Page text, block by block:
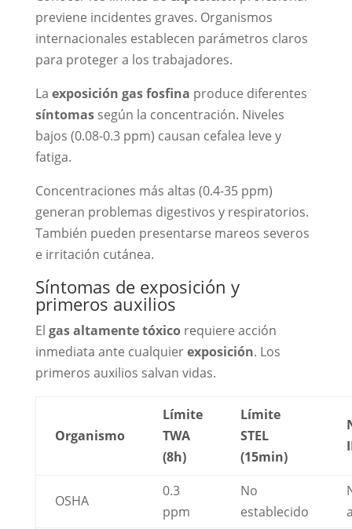
previene incidentes graves. Organismos
internacionales establecen parámetros claros
para proteger a los trabajadores.
La exposición gas fosfina produce diferentes
síntomassegún la concentración. Niveles
bajos (0.08-0.3 ppm) causan cefalea leve y
fatiga.
Concentraciones más altas (0.4-35 ppm)
generan problemas digestivos y respiratorios.
También pueden presentarse mareos severos
e irritación cutánea.
Síntomas de exposición y
primeros auxilios
El gas altamente tóxicorequiere acción
inmediata ante cualquierexposición. Los
primeros auxilios salvan vidas.
Organismo
Límite
TWA
(8h)
Límite
STEL
(15min)
OSHA
0.3
ppm
No
establecido